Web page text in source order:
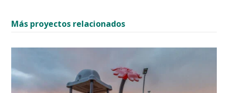
Más proyectos relacionados